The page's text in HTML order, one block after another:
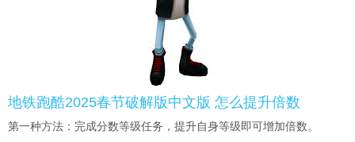
地铁跑酷2025春节破解版中文版 怎么提升倍数
第一种方法：完成分数等级任务，提升自身等级即可增加倍数。